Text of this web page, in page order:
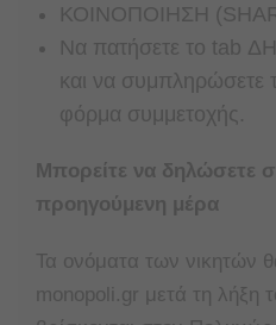
ΚΟΙΝΟΠΟΙΗΣΗ
Nα πατήσετε το
και να συμπληρώσετε
φόρμα συμμετοχής.
Μπορείτε να δηλώσετε
προηγούμενη μέρα
Τα ονόματα των νικητών
monopoli.gr μετά τη λήξη